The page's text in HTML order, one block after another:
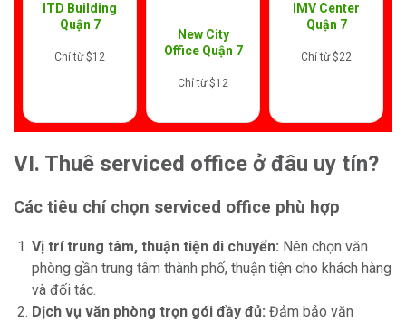
ITD Building
Quận 7
Chỉ từ $12
New City
Office Quận 7
Chỉ từ $12
IMV Center
Quận 7
Chỉ từ $22
VI. Thuê serviced office ở đâu uy tín?
Các tiêu chí chọn serviced office phù hợp
Vị trí trung tâm, thuận tiện di chuyển: Nên chọn văn
phòng gần trung tâm thành phố, thuận tiện cho khách hàng
và đối tác.
Dịch vụ văn phòng trọn gói đầy đủ: Đảm bảo văn